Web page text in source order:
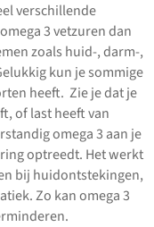
verschillende
3 vetzuren dan
zoals huid-, darm-,
kun je sommige
heeft. Zie je dat je
of last heeft van
omega 3 aan je
optreedt. Het werkt
bij huidontstekingen,
Zo kan omega 3